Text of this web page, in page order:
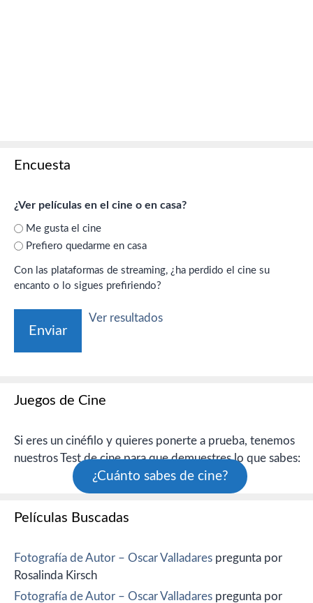
Encuesta
¿Ver películas en el cine o en casa?
Me gusta el cine
Prefiero quedarme en casa
Con las plataformas de streaming, ¿ha perdido el cine su
encanto o lo sigues prefiriendo?
Ver resultados
Juegos de Cine
Si eres un cinéfilo y quieres ponerte a prueba, tenemos
nuestros Test de cine para que demuestres lo que sabes:
¿Cuánto sabes de cine?
Películas Buscadas
Fotografía de Autor – Oscar Valladares pregunta por
Rosalinda Kirsch
Fotografía de Autor – Oscar Valladares pregunta por